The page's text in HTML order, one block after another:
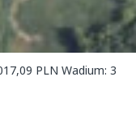
PLN Wadium: 3